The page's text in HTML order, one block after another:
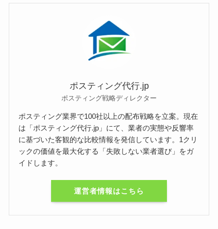
ポスティング代行.jp
ポスティング戦略ディレクター
ポスティング業界で100社以上の配布戦略を立案。現在
は「ポスティング代行.jp」にて、業者の実態や反響率
に基づいた客観的な比較情報を発信しています。1クリ
ックの価値を最大化する「失敗しない業者選び」をガ
イドします。
運営者情報はこちら